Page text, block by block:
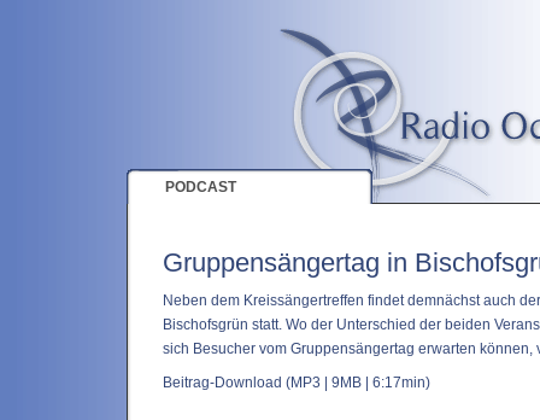
PODCAST
Gruppensängertag in
Neben dem Kreissängertreffen findet demnächst auch
Bischofsgrün statt. Wo der Unterschied der beiden
sich Besucher vom Gruppensängertag erwarten können,
Beitrag-Download (MP3 | 9MB | 6:17min)